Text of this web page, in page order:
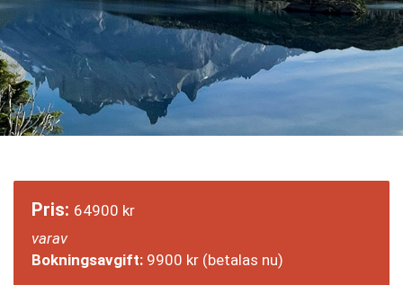
Pris: 64900 kr
varav
Bokningsavgift: 9900 kr (betalas nu)